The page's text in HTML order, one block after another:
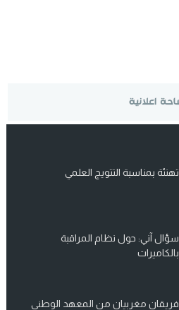
تهنئة بمناسبة التتويج العلمي
سؤال آني: حول نظام المراقبة
بالكاميرات
فريقان مغربيان من المعهد الوطني